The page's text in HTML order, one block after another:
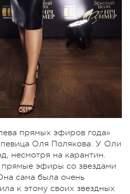
прямых эфиров года»
Оля Полякова. У Оли
несмотря на карантин.
эфиры со звездами
сама была очень
к этому своих звездных